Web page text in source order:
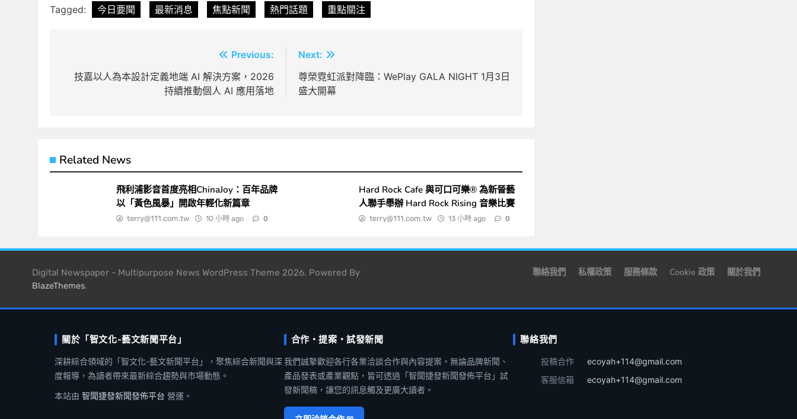
Tagged: 今日要聞 最新消息 焦點新聞 熱門話題 重點關注
章
Previous:
技嘉以人為本設計定義地端 AI 解決方案，2026
持續推動個人 AI 應用落地
Next:
尊榮霓虹派對降臨：WePlay GALA NIGHT 1月3日
盛大開幕
Related News
飛利浦影音首度亮相ChinaJoy：百年品牌
以「黃色風暴」開啟年輕化新篇章
terry@111.com.tw 10 小時 ago 0
Hard Rock Cafe 與可口可樂® 為新晉藝
人聯手舉辦 Hard Rock Rising 音樂比賽
terry@111.com.tw 13 小時 ago 0
Digital Newspaper - Multipurpose News WordPress Theme 2026. Powered By
BlazeThemes.
聯絡我們 私權政策 服務條款 Cookie 政策 關於我們
關於「智文化-藝文新聞平台」
深耕綜合領域的「智文化-藝文新聞平台」，聚焦綜合新聞與深
度報導，為讀者帶來最新綜合趨勢與市場動態。
本站由 智聞捷發新聞發佈平台 營運。
合作・提案・試發新聞
我們誠摯歡迎各行各業洽談合作與內容提案。無論品牌新聞、
產品發表或產業觀點，皆可透過「智聞捷發新聞發佈平台」試
發新聞稿，讓您的訊息觸及更廣大讀者。
聯絡我們
投稿合作
ecoyah+114@gmail.com
客服信箱
ecoyah+114@gmail.com